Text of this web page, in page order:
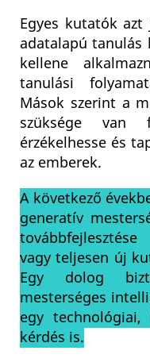
Egyes kutatók
adatalapú tanulás
kellene
tanulási
Mások szerint a
szüksége
érzékelhesse és
az emberek.
A következő
generatív
vagy teljesen új
Egy dolog
mesterséges
egy
kérdés is.